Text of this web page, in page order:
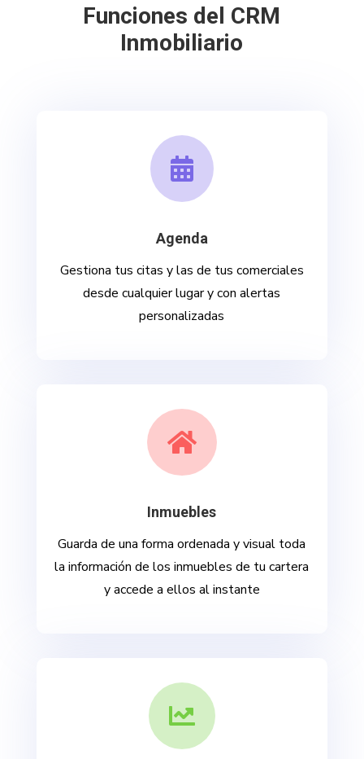
Funciones del CRM
Inmobiliario

Agenda
Gestiona tus citas y las de tus comerciales
desde cualquier lugar y con alertas
personalizadas

Inmuebles
Guarda de una forma ordenada y visual toda
la información de los inmuebles de tu cartera
y accede a ellos al instante
